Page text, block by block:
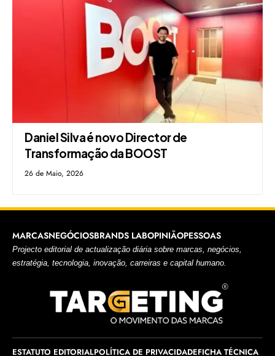
Daniel Silva é novo Director de
Transformação da BOOST
26 de Maio, 2026
MARCASNEGÓCIOSBRANDS LABOPINIÃOPESSOAS
Projecto editorial de actualização diária sobre marcas, negócios,
estratégia, tecnologia, inovação, carreiras e capital humano.
ESTATUTO EDITORIALPOLÍTICA DE PRIVACIDADEFICHA TÉCNICA